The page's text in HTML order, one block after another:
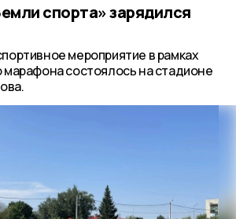
спорта» зарядился
мероприятие в рамках
марафона состоялось на стадионе